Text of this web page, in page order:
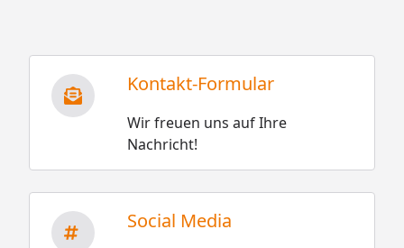
Kontakt-Formular
Wir freuen uns auf Ihre
Nachricht!
Social Media